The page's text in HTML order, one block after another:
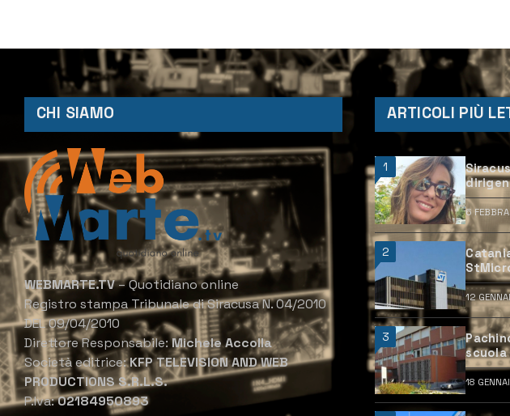
CHI SIAMO
WEBMARTE.TV– Quotidiano online
Registro stampa Tribunale di Siracusa N. 04/2010
DEL 09/04/2010
Direttore Responsabile:Michele Accolla
Società editrice:KFP TELEVISION AND WEB
PRODUCTIONS S.R.L.S.
P.Iva:02184950893
ARTICOLI PIÙ
1
6
2
aperte
12
3
scuola
18